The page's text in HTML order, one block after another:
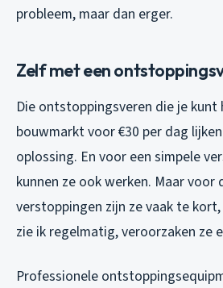
probleem, maar dan erger.
Zelf met een
Die ontstoppingsveren die je kunt
bouwmarkt voor €30 per dag
oplossing. En voor een simpele
kunnen ze ook werken. Maar voor
verstoppingen zijn ze vaak te
zie ik regelmatig, veroorzaken ze
Professionele